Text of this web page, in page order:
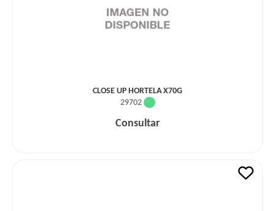
CLOSE UP HORTELA X70G
29702
Consultar